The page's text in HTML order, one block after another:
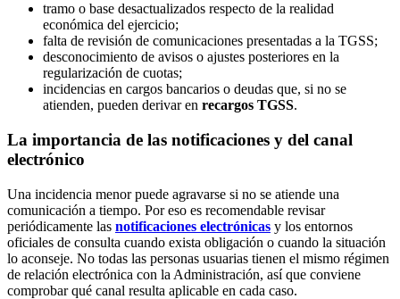
tramo o base desactualizados respecto de la realidad
económica del ejercicio;
falta de revisión de comunicaciones presentadas a la TGSS;
desconocimiento de avisos o ajustes posteriores en la
regularización de cuotas;
incidencias en cargos bancarios o deudas que, si no se
atienden, pueden derivar en recargos TGSS.
La importancia de las notificaciones y del canal
electrónico
Una incidencia menor puede agravarse si no se atiende una
comunicación a tiempo. Por eso es recomendable revisar
periódicamente las notificaciones electrónicas y los entornos
oficiales de consulta cuando exista obligación o cuando la situación
lo aconseje. No todas las personas usuarias tienen el mismo régimen
de relación electrónica con la Administración, así que conviene
comprobar qué canal resulta aplicable en cada caso.